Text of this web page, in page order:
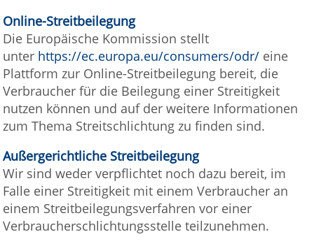
Online-Streitbeilegung
Die Europäische Kommission stellt
unter https://ec.europa.eu/consumers/odr/ eine
Plattform zur Online-Streitbeilegung bereit, die
Verbraucher für die Beilegung einer Streitigkeit
nutzen können und auf der weitere Informationen
zum Thema Streitschlichtung zu finden sind.
Außergerichtliche Streitbeilegung
Wir sind weder verpflichtet noch dazu bereit, im
Falle einer Streitigkeit mit einem Verbraucher an
einem Streitbeilegungsverfahren vor einer
Verbraucherschlichtungsstelle teilzunehmen.